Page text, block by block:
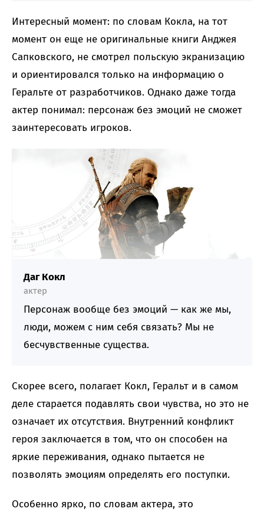
Интересный момент: по словам Кокла, на тот
момент он еще не оригинальные книги Анджея
Сапковского, не смотрел польскую экранизацию
и ориентировался только на информацию о
Геральте от разработчиков. Однако даже тогда
актер понимал: персонаж без эмоций не сможет
заинтересовать игроков.
Даг Кокл
актер
Персонаж вообще без эмоций — как же мы,
люди, можем с ним себя связать? Мы не
бесчувственные существа.
Скорее всего, полагает Кокл, Геральт и в самом
деле старается подавлять свои чувства, но это не
означает их отсутствия. Внутренний конфликт
героя заключается в том, что он способен на
яркие переживания, однако пытается не
позволять эмоциям определять его поступки.
Особенно ярко, по словам актера, это